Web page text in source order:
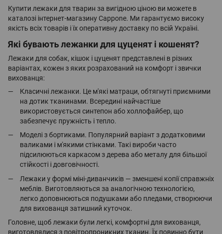
Купити лежаки для тварин за вигідною ціною ви можете в
каталозі інтернет-магазину Cappone. Ми гарантуємо високу
якість всіх товарів і їх оперативну доставку по всій Україні.
Які бувають лежанки для цуценят і кошенят?
Лежаки для собак, кішок і цуценят представлені в різних
варіантах, кожен з яких розрахований на комфорт і звички
вихованця:
Класичні лежанки. Це м'які матраци, обтягнуті приємними
на дотик тканинами. Всередині найчастіше
використовується синтепон або холлофайбер, що
забезпечує пружність і тепло.
Моделі з бортиками. Популярний варіант з додатковими
валиками і м'якими стінками. Такі вироби часто
підсилюються каркасом з дерева або металу для більшої
стійкості і довговічності.
Лежаки у формі міні-диванчиків — зменшені копії справжніх
меблів. Виготовляються за аналогічною технологією,
легко доповнюються подушками або пледами, створюючи
для вихованця затишний куточок.
Головне, щоб лежаки були легкі, комфортні для вихованця,
виготовлялися з повітропроникних тканин. Їх повинно бути